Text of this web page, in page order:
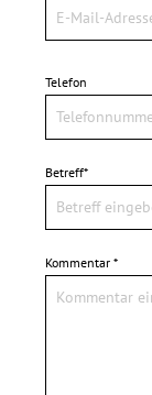
Telefon
Betreff*
Kommentar *